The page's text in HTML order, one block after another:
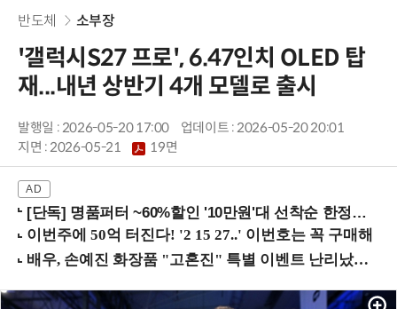
반도체 소부장
'갤럭시S27 프로', 6.47인치 OLED 탑
재...내년 상반기 4개 모델로 출시
발행일 : 2026-05-20 17:00
업데이트 : 2026-05-20 20:01
지면 :2026-05-21 19면
[단독] 명품퍼터 ~60%할인 '10만원'대 선착순 한정판매!